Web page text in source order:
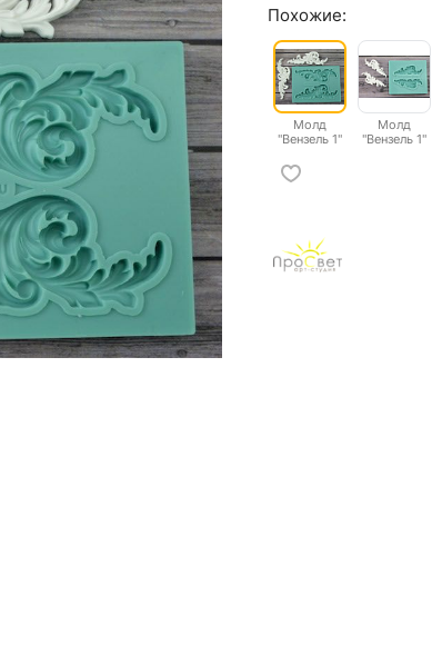
Похожие:
Молд
"Вензель 1"
Молд
"Вензель 1"